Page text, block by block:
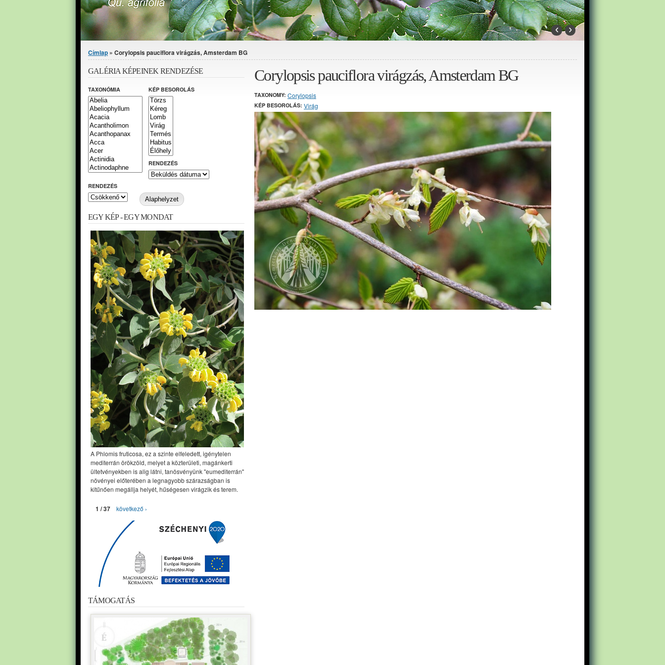
‹ ›
Jelenlegi hely
Címlap » Corylopsis pauciflora virágzás, Amsterdam BG
Corylopsis pauciflora virágzás, Amsterdam BG
TAXONOMY: Corylopsis
KÉP BESOROLÁS: Virág
GALÉRIA KÉPEINEK RENDEZÉSE
TAXONÓMIA KÉP BESOROLÁS
RENDEZÉS
RENDEZÉS
EGY KÉP - EGY MONDAT
A Phlomis fruticosa, ez a szinte elfeledett, igénytelen
mediterrán örökzöld, melyet a közterületi, magánkerti
ültetvényekben is alig látni, tanösvényünk "eumediterrán"
növényei előterében a legnagyobb szárazságban is
kitűnően megállja helyét, hűségesen virágzik és terem.
1 / 37 következő ›
TÁMOGATÁS